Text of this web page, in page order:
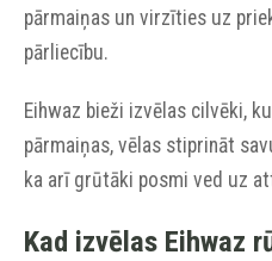
pārmaiņas un virzīties uz
pārliecību.
Eihwaz bieži izvēlas cilvēki,
pārmaiņas, vēlas stiprināt
ka arī grūtāki posmi ved uz
Kad izvēlas Eihwaz